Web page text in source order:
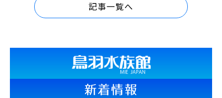
記事一覧へ
新着情報